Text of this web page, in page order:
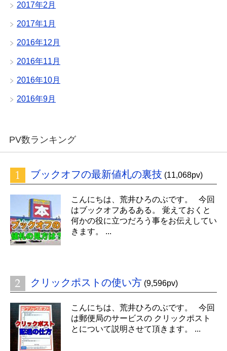
2017年2月
2017年1月
2016年12月
2016年11月
2016年10月
2016年9月
PV数ランキング
ブックオフの最新値札の裏技 (11,068pv)
こんにちは、荒井ひろのぶです。 今回
はブックオフあるある。 覚えておくと
何かの役に立つだろう事をお伝えしてい
きます。 ...
クリックポストの使い方 (9,596pv)
こんにちは、荒井ひろのぶです。 今回
は郵便局のサービスの クリックポスト
とについて説明させて頂きます。 ...